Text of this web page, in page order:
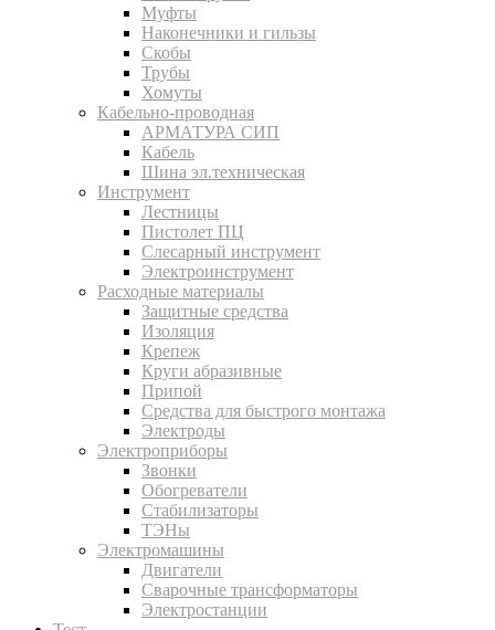
Муфты
Наконечники и гильзы
Скобы
Трубы
Хомуты
Кабельно-проводная
АРМАТУРА СИП
Кабель
Шина эл.техническая
Инструмент
Лестницы
Пистолет ПЦ
Слесарный инструмент
Электроинструмент
Расходные материалы
Защитные средства
Изоляция
Крепеж
Круги абразивные
Припой
Средства для быстрого монтажа
Электроды
Электроприборы
Звонки
Обогреватели
Стабилизаторы
ТЭНы
Электромашины
Двигатели
Сварочные трансформаторы
Электростанции